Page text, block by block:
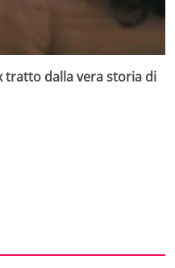
tratto dalla vera storia di